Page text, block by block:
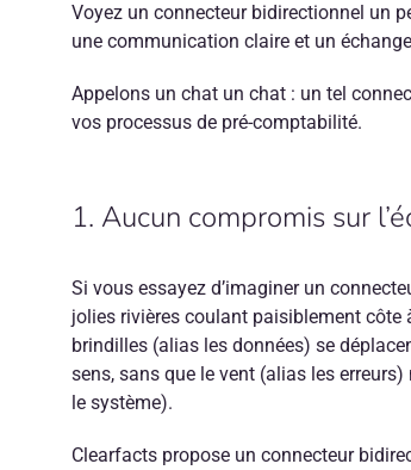
Voyez un connecteur bidirectionnel un
une communication claire et un
Appelons un chat un chat : un tel
vos processus de pré-comptabilité.
1. Aucun compromis sur
Si vous essayez d’imaginer un
jolies rivières coulant paisiblement côte
brindilles (alias les données) se
sens, sans que le vent (alias les erreurs)
le système).
Clearfacts propose un connecteur